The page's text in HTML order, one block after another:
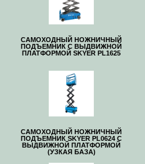
САМОХОДНЫЙ НОЖНИЧНЫЙ
ПОДЪЕМНИК С ВЫДВИЖНОЙ
ПЛАТФОРМОЙ SKYER PL1625
САМОХОДНЫЙ НОЖНИЧНЫЙ
ПОДЪЕМНИК SKYER PL0624 С
ВЫДВИЖНОЙ ПЛАТФОРМОЙ
(УЗКАЯ БАЗА)